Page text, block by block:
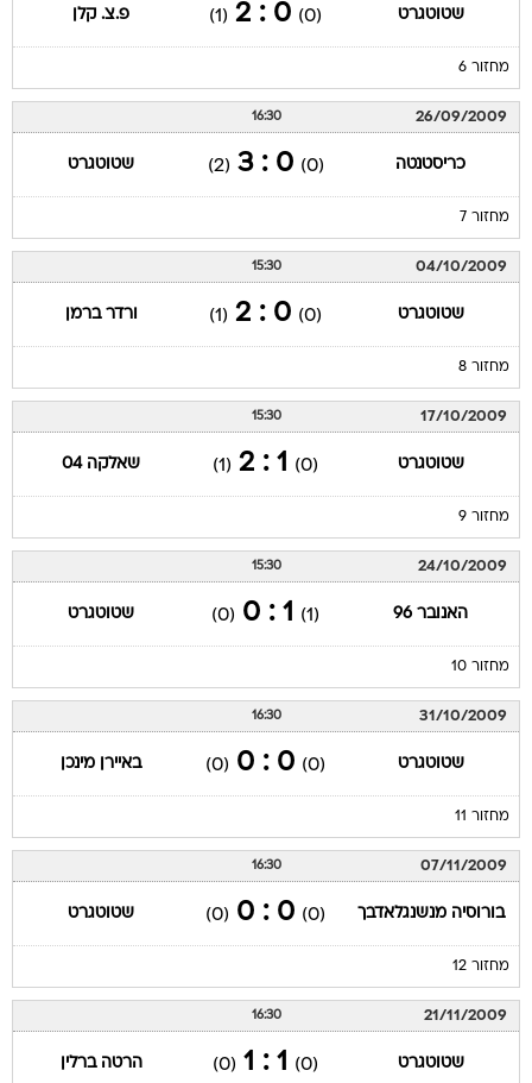
שטוטגרט (0)
0 : 2
(1) פ.צ. קלן
מחזור 6
26/09/2009
16:30
כריסטנטה (0)
0 : 3
(2) שטוטגרט
מחזור 7
04/10/2009
15:30
שטוטגרט (0)
0 : 2
(1) ורדר ברמן
מחזור 8
17/10/2009
15:30
שטוטגרט (0)
1 : 2
(1) שאלקה 04
מחזור 9
24/10/2009
15:30
האנובר 96 (1)
1 : 0
(0) שטוטגרט
מחזור 10
31/10/2009
16:30
שטוטגרט (0)
0 : 0
(0) באיירן מינכן
מחזור 11
07/11/2009
16:30
בורוסיה מנשנגלאדבך (0)
0 : 0
(0) שטוטגרט
מחזור 12
21/11/2009
16:30
שטוטגרט (0)
1 : 1
(0) הרטה ברלין